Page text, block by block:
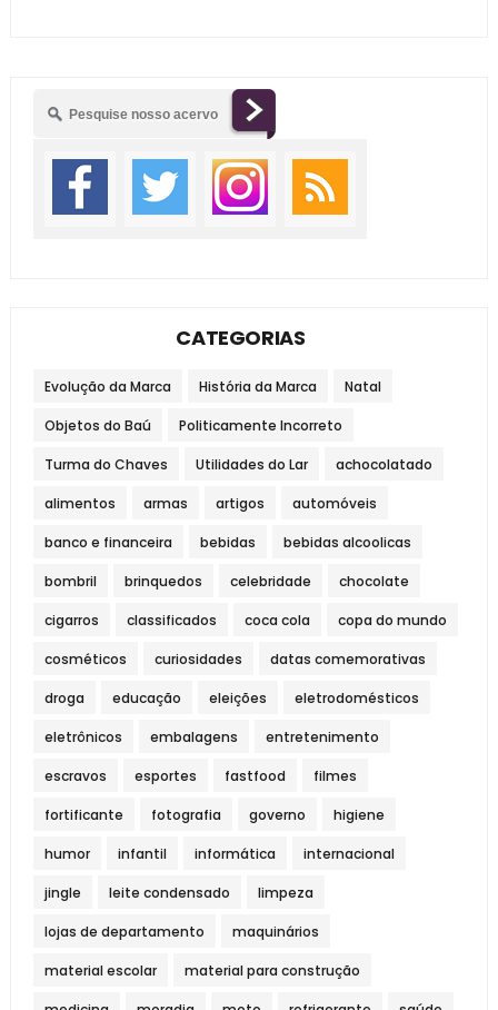
CATEGORIAS
Evolução da Marca História da Marca Natal
Objetos do Baú Politicamente Incorreto
Turma do Chaves Utilidades do Lar achocolatado
alimentos armas artigos automóveis
banco e financeira bebidas bebidas alcoolicas
bombril brinquedos celebridade chocolate
cigarros classificados coca cola copa do mundo
cosméticos curiosidades datas comemorativas
droga educação eleições eletrodomésticos
eletrônicos embalagens entretenimento
escravos esportes fastfood filmes
fortificante fotografia governo higiene
humor infantil informática internacional
jingle leite condensado limpeza
lojas de departamento maquinários
material escolar material para construção